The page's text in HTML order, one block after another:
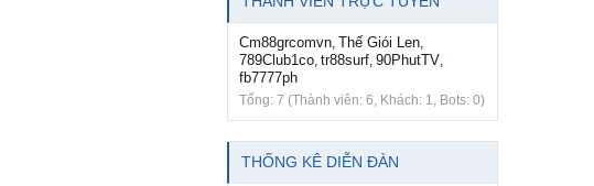
Cm88grcomvn, Thế Giói Len,
789Club1co, tr88surf, 90PhutTV,
fb7777ph
Tổng: 7 (Thành viên: 6, Khách: 1, Bots: 0)
THỐNG KÊ DIỄN ĐÀN